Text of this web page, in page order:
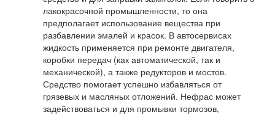
лакокрасочной промышленности, то она
предполагает использование вещества при
разбавлении эмалей и красок. В автосервисах
жидкость применяется при ремонте двигателя,
коробки передач (как автоматической, так и
механической), а также редукторов и мостов.
Средство помогает успешно избавляться от
грязевых и масляных отложений. Нефрас может
задействоваться и для промывки тормозов,